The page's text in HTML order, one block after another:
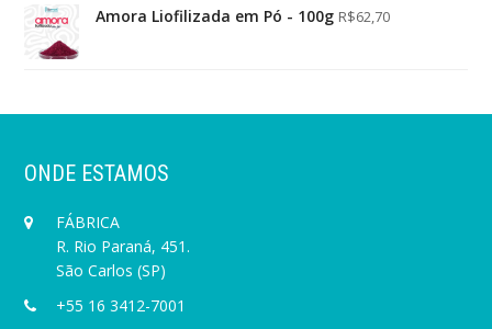
Amora Liofilizada em Pó - 100g R$62,70
ONDE ESTAMOS
FÁBRICA
R. Rio Paraná, 451.
São Carlos (SP)
+55 16 3412-7001